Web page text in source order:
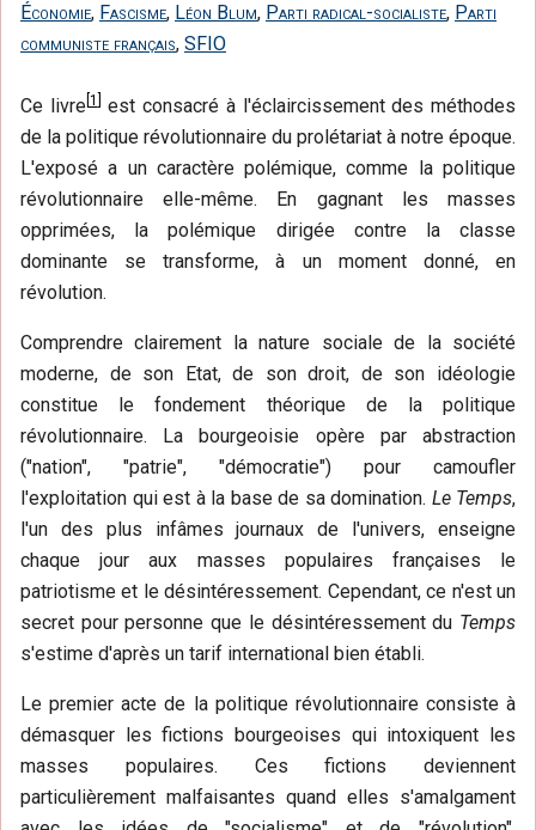
Économie, Fascisme, Léon Blum, Parti radical-socialiste, Parti
communiste français, SFIO
Ce livre 1
est consacré à l'éclaircissement des méthodes
de la politique révolutionnaire du prolétariat à notre époque.
L'exposé a un caractère polémique, comme la politique
révolutionnaire elle-même. En gagnant les masses
opprimées, la polémique dirigée contre la classe
dominante se transforme, à un moment donné, en
révolution.
Comprendre clairement la nature sociale de la société
moderne, de son Etat, de son droit, de son idéologie
constitue le fondement théorique de la politique
révolutionnaire. La bourgeoisie opère par abstraction
("nation", "patrie", "démocratie") pour camoufler
l'exploitation qui est à la base de sa domination. Le Temps,
l'un des plus infâmes journaux de l'univers, enseigne
chaque jour aux masses populaires françaises le
patriotisme et le désintéressement. Cependant, ce n'est un
secret pour personne que le désintéressement du Temps
s'estime d'après un tarif international bien établi.
Le premier acte de la politique révolutionnaire consiste à
démasquer les fictions bourgeoises qui intoxiquent les
masses populaires. Ces fictions deviennent
particulièrement malfaisantes quand elles s'amalgament